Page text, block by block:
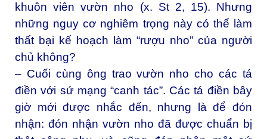
khuôn viên vườn nho (x. St 2, 15). Nhưng
những nguy cơ nghiêm trọng này có thể làm
thất bại kế hoạch làm “rượu nho” của người
chủ không?
– Cuối cùng ông trao vườn nho cho các tá
điền với sứ mạng “canh tác”. Các tá điền bây
giờ mới được nhắc đến, nhưng là để đón
nhận: đón nhận vườn nho đã được chuẩn bị